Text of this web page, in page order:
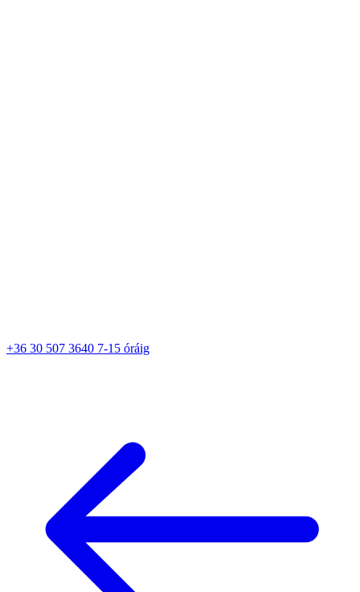
+36 30 507 3640 7-15 óráig